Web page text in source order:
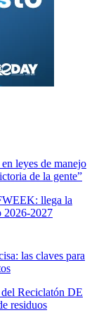
leyes de manejo
de la gente”
llega la
2026-2027
las claves para
Reciclatón DE
residuos